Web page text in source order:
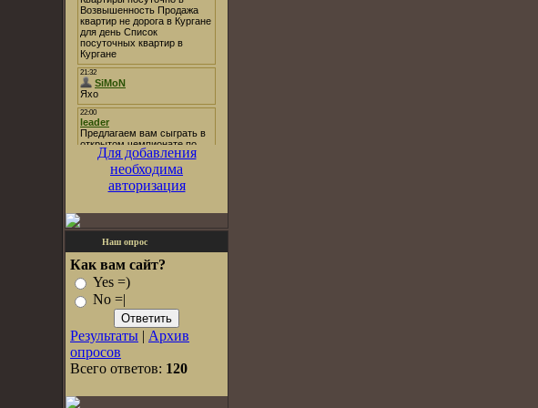
Для добавления
необходима
авторизация
Наш опрос
Как вам сайт?
Yes =)
No =|
Результаты | Архив
опросов
Всего ответов: 120